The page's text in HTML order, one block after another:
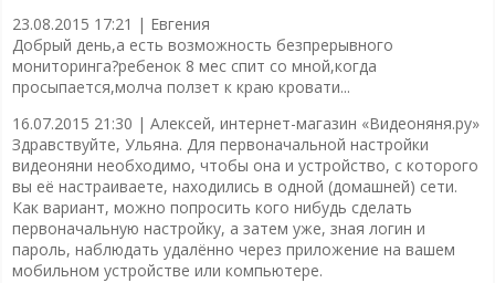
23.08.2015 17:21 | Евгения
Добрый день,а есть возможность безпрерывного
мониторинга?ребенок 8 мес спит со мной,когда
просыпается,молча ползет к краю кровати...
16.07.2015 21:30 | Алексей, интернет-магазин «Видеоняня.ру»
Здравствуйте, Ульяна. Для первоначальной настройки
видеоняни необходимо, чтобы она и устройство, с которого
вы её настраиваете, находились в одной (домашней) сети.
Как вариант, можно попросить кого нибудь сделать
первоначальную настройку, а затем уже, зная логин и
пароль, наблюдать удалённо через приложение на вашем
мобильном устройстве или компьютере.